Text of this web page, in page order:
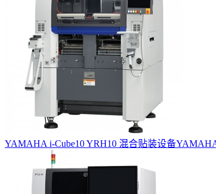
YAMAHA i-Cube10 YRH10 混合贴装设备